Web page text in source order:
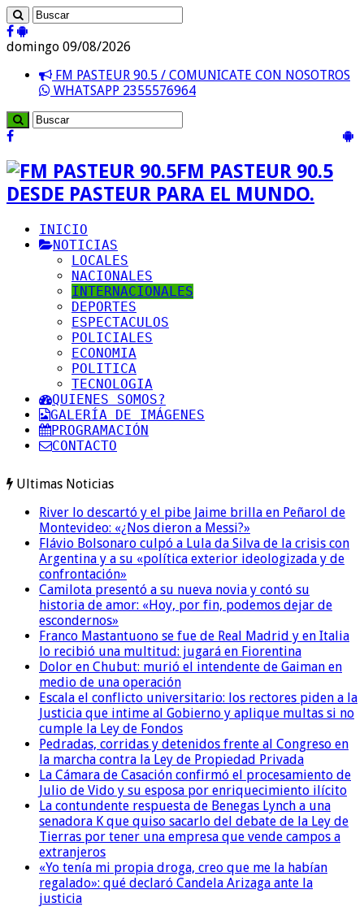
domingo 09/08/2026
FM PASTEUR 90.5 / COMUNICATE CON NOSOTROS
WHATSAPP 2355576964
FM PASTEUR 90.5
DESDE PASTEUR PARA EL MUNDO.
INICIO
NOTICIAS
LOCALES
NACIONALES
INTERNACIONALES
DEPORTES
ESPECTACULOS
POLICIALES
ECONOMIA
POLITICA
TECNOLOGIA
QUIENES SOMOS?
GALERÍA DE IMÁGENES
PROGRAMACIÓN
CONTACTO
Ultimas Noticias
River lo descartó y el pibe Jaime brilla en Peñarol de
Montevideo: «¿Nos dieron a Messi?»
Flávio Bolsonaro culpó a Lula da Silva de la crisis con
Argentina y a su «política exterior ideologizada y de
confrontación»
Camilota presentó a su nueva novia y contó su
historia de amor: «Hoy, por fin, podemos dejar de
escondernos»
Franco Mastantuono se fue de Real Madrid y en Italia
lo recibió una multitud: jugará en Fiorentina
Dolor en Chubut: murió el intendente de Gaiman en
medio de una operación
Escala el conflicto universitario: los rectores piden a la
Justicia que intime al Gobierno y aplique multas si no
cumple la Ley de Fondos
Pedradas, corridas y detenidos frente al Congreso en
la marcha contra la Ley de Propiedad Privada
La Cámara de Casación confirmó el procesamiento de
Julio de Vido y su esposa por enriquecimiento ilícito
La contundente respuesta de Benegas Lynch a una
senadora K que quiso sacarlo del debate de la Ley de
Tierras por tener una empresa que vende campos a
extranjeros
«Yo tenía mi propia droga, creo que me la habían
regalado»: qué declaró Candela Arizaga ante la
justicia